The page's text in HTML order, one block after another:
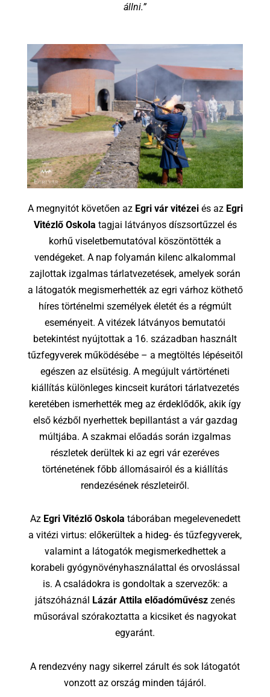
állni.”
A megnyitót követően az Egri vár vitézeiés az Egri
Vitézlő Oskola tagjai látványos díszsortűzzel és
korhű viseletbemutatóval köszöntötték a
vendégeket. A nap folyamán kilenc alkalommal
zajlottak izgalmas tárlatvezetések, amelyek során
a látogatók megismerhették az egri várhoz köthető
híres történelmi személyek életét és a régmúlt
eseményeit. A vitézek látványos bemutatói
betekintést nyújtottak a 16. században használt
tűzfegyverek működésébe – a megtöltés lépéseitől
egészen az elsütésig. A megújult vártörténeti
kiállítás különleges kincseit kurátori tárlatvezetés
keretében ismerhették meg az érdeklődők, akik így
első kézből nyerhettek bepillantást a vár gazdag
múltjába. A szakmai előadás során izgalmas
részletek derültek ki az egri vár ezeréves
történetének főbb állomásairól és a kiállítás
rendezésének részleteiről.
Az Egri Vitézlő Oskola táborában megelevenedett
a vitézi virtus: előkerültek a hideg- és tűzfegyverek,
valamint a látogatók megismerkedhettek a
korabeli gyógynövényhasználattal és orvoslással
is. A családokra is gondoltak a szervezők: a
játszóháznál
Lázár Attila előadóművész zenés
műsorával szórakoztatta a kicsiket és nagyokat
egyaránt.
A rendezvény nagy sikerrel zárult és sok látogatót
vonzott az ország minden tájáról.